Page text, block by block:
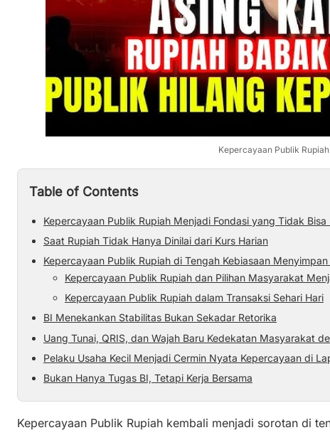
Kepercayaan Publik Rupiah
Table of Contents
Kepercayaan Publik Rupiah Menjadi Fondasi yang Tidak Bisa
Saat Rupiah Tidak Hanya Dinilai dari Kurs Harian
Kepercayaan Publik Rupiah di Tengah Kebiasaan
Kepercayaan Publik Rupiah dan Pilihan Masyarakat
Kepercayaan Publik Rupiah dalam Transaksi Sehari Hari
BI Menekankan Stabilitas Bukan Sekadar Retorika
Uang Tunai, QRIS, dan Wajah Baru Kedekatan Masyarakat
Pelaku Usaha Kecil Menjadi Cermin Nyata Kepercayaan di
Bukan Hanya Tugas BI, Tetapi Kerja Bersama
Kepercayaan Publik Rupiah kembali menjadi sorotan di